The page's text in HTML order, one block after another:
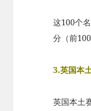
这100个
分（前
3.英国本
英国本土